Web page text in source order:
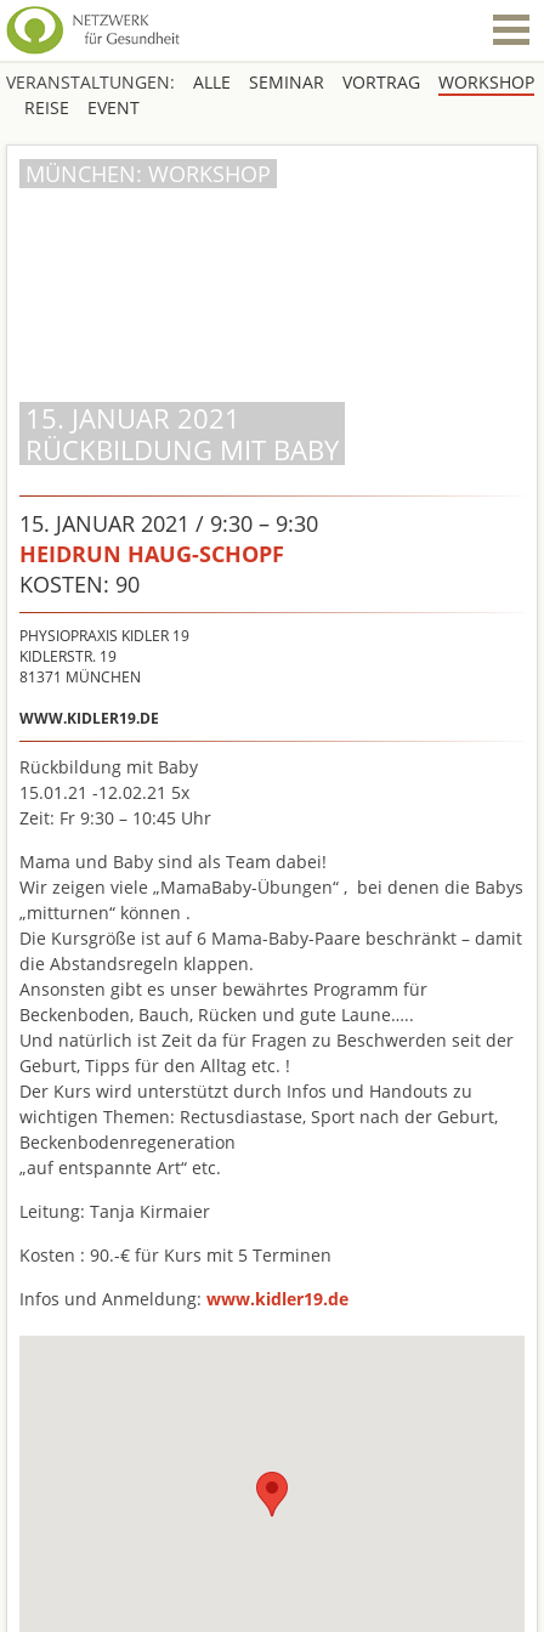
VERANSTALTUNGEN: ALLE SEMINAR VORTRAG
WORKSHOP
REISE
EVENT
15. JANUAR 2021
RÜCKBILDUNG MIT BABY
MÜNCHEN: WORKSHOP
15. JANUAR 2021 / 9:30 – 9:30
HEIDRUN HAUG-SCHOPF
KOSTEN: 90
PHYSIOPRAXIS KIDLER 19
KIDLERSTR. 19
81371 MÜNCHEN
WWW.KIDLER19.DE
Rückbildung mit Baby
15.01.21 -12.02.21 5x
Zeit: Fr 9:30 – 10:45 Uhr
Mama und Baby sind als Team dabei!
Wir zeigen viele „MamaBaby-Übungen“ , bei denen die Babys
„mitturnen“ können .
Die Kursgröße ist auf 6 Mama-Baby-Paare beschränkt – damit
die Abstandsregeln klappen.
Ansonsten gibt es unser bewährtes Programm für
Beckenboden, Bauch, Rücken und gute Laune…..
Und natürlich ist Zeit da für Fragen zu Beschwerden seit der
Geburt, Tipps für den Alltag etc. !
Der Kurs wird unterstützt durch Infos und Handouts zu
wichtigen Themen: Rectusdiastase, Sport nach der Geburt,
Beckenbodenregeneration
„auf entspannte Art“ etc.
Leitung: Tanja Kirmaier
Kosten : 90.-€ für Kurs mit 5 Terminen
Infos und Anmeldung: www.kidler19.de